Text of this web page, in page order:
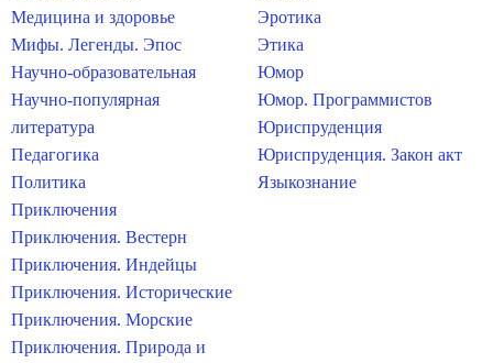
Медицина и здоровье
Мифы. Легенды. Эпос
Научно-образовательная
Научно-популярная
литература
Педагогика
Политика
Приключения
Приключения. Вестерн
Приключения. Индейцы
Приключения. Исторические
Приключения. Морские
Приключения. Природа и
Эротика
Этика
Юмор
Юмор. Программистов
Юриспруденция
Юриспруденция. Закон акт
Языкознание